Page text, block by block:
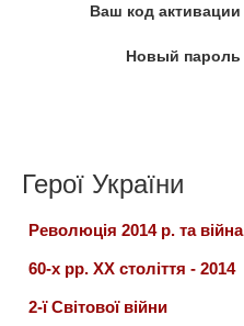
Ваш код активации
Новый пароль
Герої України
Революція 2014 р. та війна
60-х рр. ХХ століття - 2014
2-ї Світової війни